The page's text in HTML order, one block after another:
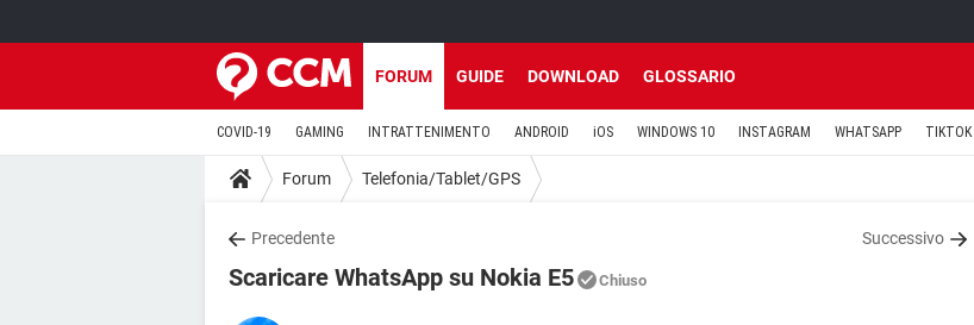
FORUM GUIDE DOWNLOAD GLOSSARIO
COVID-19 GAMING INTRATTENIMENTO ANDROID iOS WINDOWS 10 INSTAGRAM WHATSAPP TIKTOK
Forum Telefonia/Tablet/GPS
Precedente Successivo
Scaricare WhatsApp su Nokia E5 Chiuso